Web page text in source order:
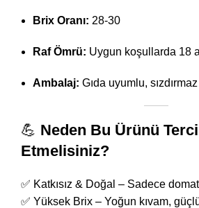
Brix Oranı: 28-30
Raf Ömrü: Uygun koşullarda 18
Ambalaj: Gıda uyumlu,
💪 Neden Bu Ürünü
Etmelisiniz?
✅ Katkısız & Doğal – Sadece
✅ Yüksek Brix – Yoğun kıvam,